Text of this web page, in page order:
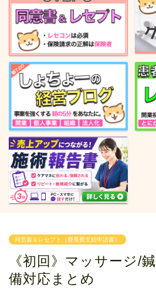
同意書＆レセプト（療養費支給申請書）
《初回》マッサージ/
備対応まとめ